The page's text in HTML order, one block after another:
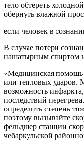
тело обтереть
обернуть влажной
если человек в
В случае потери
нашатырным спиртом и
«Медицинская помощь
или тепловых ударов.
возможность
последствий
определить степень
поэтому вызывайте
фельдшер станции
чебаркульской